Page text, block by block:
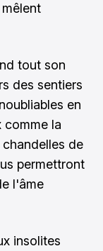
tout son
des sentiers
en
comme la
de
permettront
l'âme
insolites